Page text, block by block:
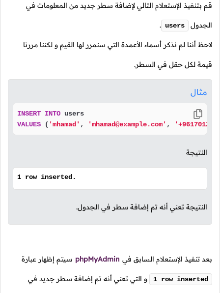
قم بتنفيذ الإستعلام التالي لإضافة سطر جديد من المعلومات في
الجدول users
.
لاحظ أننا لم نذكر أسماء الأعمدة التي سنمرر لها القيم و لكننا مررنا
قيمة لكل حقل في السطر.
مثال
INSERT INTO
VALUES ( 'mhamad' , 'mhamad@example.com' ,
النتيجة
1 row inserted.
النتيجة تعني أنه تم إضافة سطر في الجدول.
بعد تنفيذ الإستعلام السابق في phpMyAdmin سيتم إظهار عبارة
1 row inserted و التي تعني أنه تم إضافة سطر جديد في